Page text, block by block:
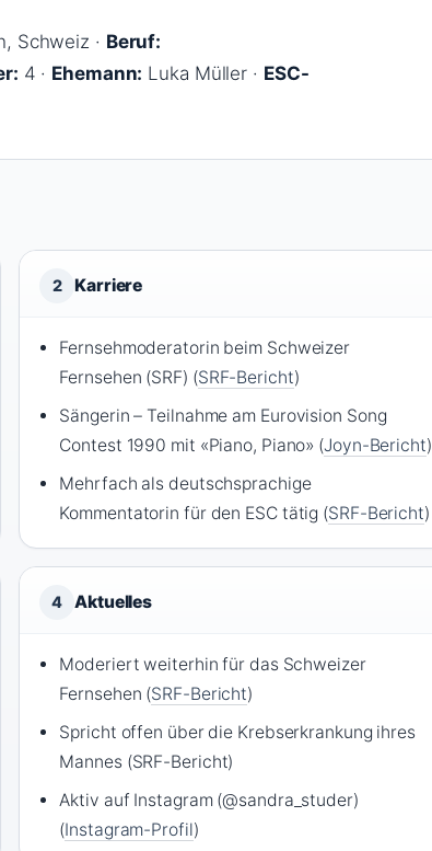
Schweiz · Beruf:
4 · Ehemann: Luka Müller · ESC-
2 Karriere
Fernsehmoderatorin beim Schweizer
Fernsehen (SRF) (SRF-Bericht)
Sängerin – Teilnahme am Eurovision Song
Contest 1990 mit «Piano, Piano» (Joyn-Bericht)
Mehrfach als deutschsprachige
Kommentatorin für den ESC tätig (SRF-Bericht)
4 Aktuelles
Moderiert weiterhin für das Schweizer
Fernsehen (SRF-Bericht)
Spricht offen über die Krebserkrankung ihres
Mannes (SRF-Bericht)
Aktiv auf Instagram (@sandra_studer)
(Instagram-Profil)